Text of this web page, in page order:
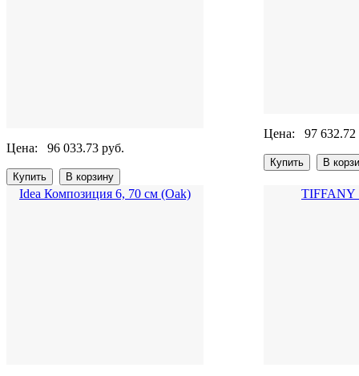
Цена: 96 033.73 руб.
Цена: 97 632.72
Idea Композиция 6, 70 см (Oak) TIFFANY